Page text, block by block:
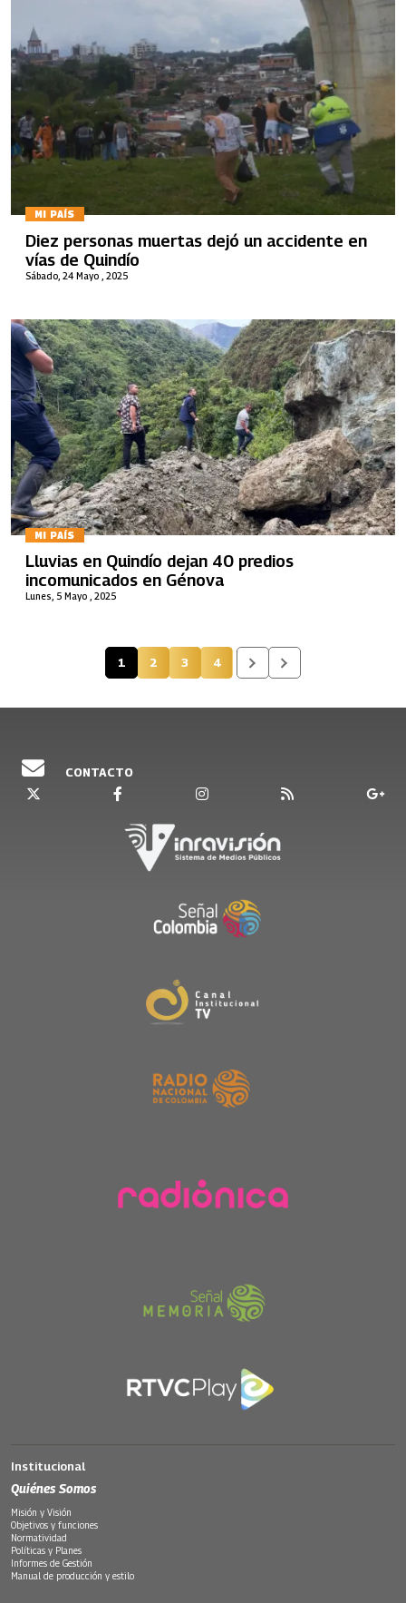
MI PAÍS
Sábado, 24 Mayo , 2025
Diez personas muertas dejó un accidente en
vías de Quindío
MI PAÍS
Lunes, 5 Mayo , 2025
Lluvias en Quindío dejan 40 predios
incomunicados en Génova
Página actual
1 Página
2 Página
3 Página
4
CONTACTO
Institucional
Quiénes Somos
Misión y Visión
Objetivos y funciones
Normatividad
Políticas y Planes
Informes de Gestión
Manual de producción y estilo